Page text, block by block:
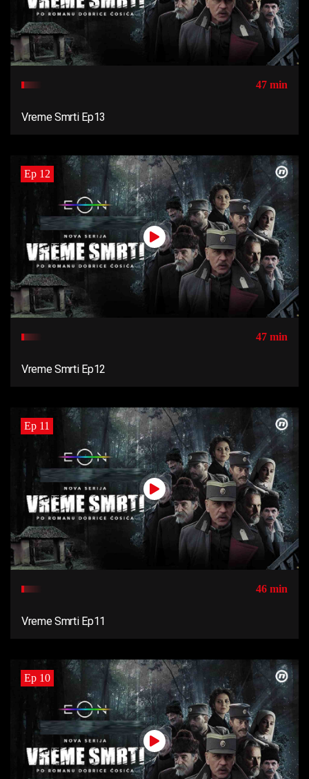
47 min
Vreme Smrti Ep13
Ep 12
47 min
Vreme Smrti Ep12
Ep 11
46 min
Vreme Smrti Ep11
Ep 10